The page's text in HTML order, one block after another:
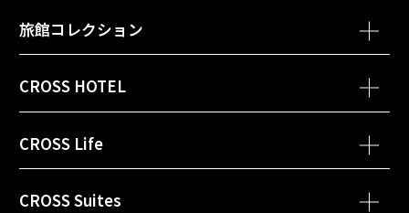
箱根・芦ノ湖 はなをり 別ウィンドウで開きます
旅館コレクション
函館・湯の川温泉 ホテル万惣
別ウィンドウで開きます
別ウィンドウで開きます
別ウィンドウで開きます
CROSS HOTEL
クロスホテル札幌
別ウィンドウ
別ウィンドウで開きます
CROSS Life
クロスライフ博多天神 クロスライフ博多柳橋別ウ
CROSS Suites